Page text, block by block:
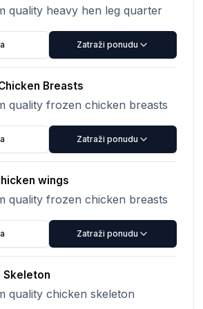
quality heavy hen leg quarter
Zatraži ponudu
Breasts
quality frozen chicken breasts
Zatraži ponudu
wings
quality frozen chicken breasts
Zatraži ponudu
Skeleton
quality chicken skeleton